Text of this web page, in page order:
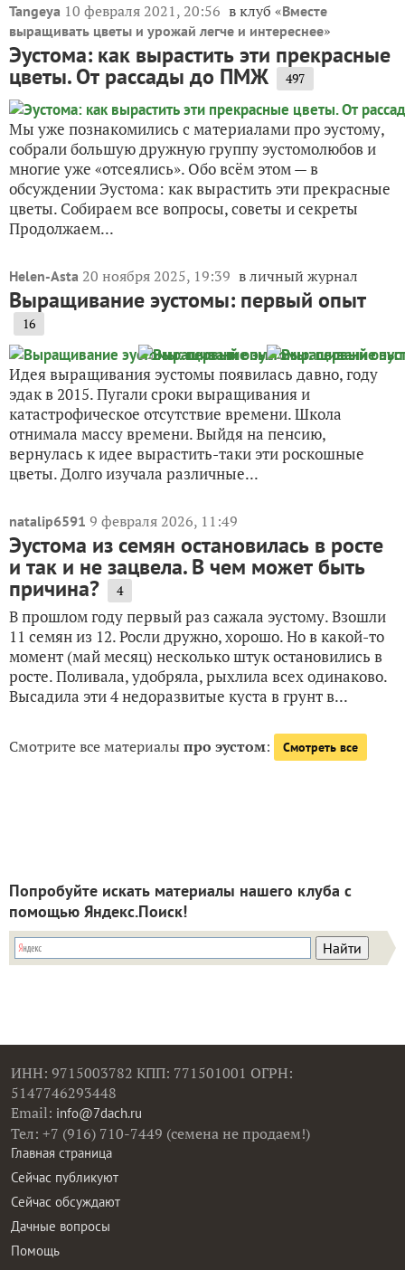
Tangeya 10 февраля 2021, 20:56 в клуб «Вместе
выращивать цветы и урожай легче и интереснее»
Эустома: как вырастить эти прекрасные
цветы. От рассады до ПМЖ 497
Мы уже познакомились с материалами про эустому,
собрали большую дружную группу эустомолюбов и
многие уже «отсеялись». Обо всём этом — в
обсуждении Эустома: как вырастить эти прекрасные
цветы. Собираем все вопросы, советы и секреты
Продолжаем...
Helen-Asta 20 ноября 2025, 19:39 в личный журнал
Выращивание эустомы: первый опыт
16
Идея выращивания эустомы появилась давно, году
эдак в 2015. Пугали сроки выращивания и
катастрофическое отсутствие времени. Школа
отнимала массу времени. Выйдя на пенсию,
вернулась к идее вырастить-таки эти роскошные
цветы. Долго изучала различные...
natalip6591 9 февраля 2026, 11:49
Эустома из семян остановилась в росте
и так и не зацвела. В чем может быть
причина? 4
В прошлом году первый раз сажала эустому. Взошли
11 семян из 12. Росли дружно, хорошо. Но в какой-то
момент (май месяц) несколько штук остановились в
росте. Поливала, удобряла, рыхлила всех одинаково.
Высадила эти 4 недоразвитые куста в грунт в...
Смотрите все материалыпро эустом: Смотреть все
Попробуйте искать материалы нашего клуба с
помощью Яндекс.Поиск!
ИНН: 9715003782 КПП: 771501001 ОГРН:
5147746293448
Email: info@7dach.ru
Тел: +7 (916) 710-7449 (семена не продаем!)
Главная страница
Сейчас публикуют
Сейчас обсуждают
Дачные вопросы
Помощь